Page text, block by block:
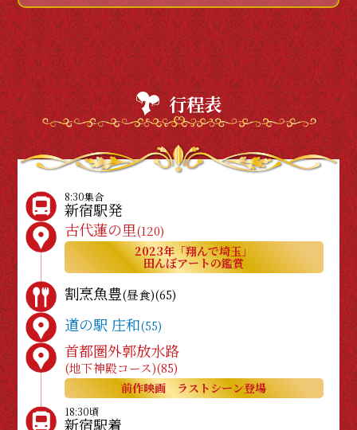
行程表
8:30集合
新宿駅発
古代蓮の里(120)
2023年「翔んで埼玉」
田んぼアートの鑑賞
割烹魚豊(昼食)(65)
道の駅 庄和(55)
首都圏外郭放水路
(地下神殿コース)(85)
前作映画 ラストシーン登場
18:30頃
新宿駅着